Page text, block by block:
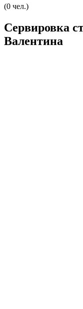
(0 чел.)
Сервировка
Валентина